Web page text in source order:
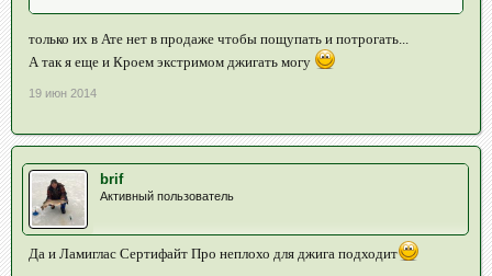
только их в Ате нет в продаже чтобы пощупать и потрогать...
А так я еще и Кроем экстримом джигать могу
19 июн 2014
brif
Активный пользователь
Да и Ламиглас Сертифайт Про неплохо для джига подходит